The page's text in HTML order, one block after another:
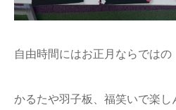
自由時間にはお正月ならではの
かるたや羽子板、福笑いで楽し